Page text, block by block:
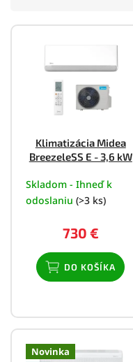
Ďalšie možnosti
5,6 kW
Ďalšie možnosti
V
Klimatizácia Midea
BreezeleSS E - 3,6 kW
Skladom - Ihneď k
odoslaniu (>3 ks)
730 €
DO KOŠÍKA
Novinka